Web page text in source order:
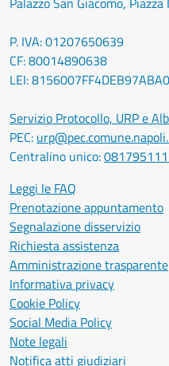
P. IVA: 01207650639
CF: 80014890638
LEI:
Servizio Protocollo, URP e
PEC:
Centralino unico:
Leggi le FAQ
Prenotazione appuntamento
Segnalazione disservizio
Richiesta assistenza
Amministrazione trasparente
Informativa privacy
Cookie Policy
Social Media Policy
Note legali
Notifica atti giudiziari